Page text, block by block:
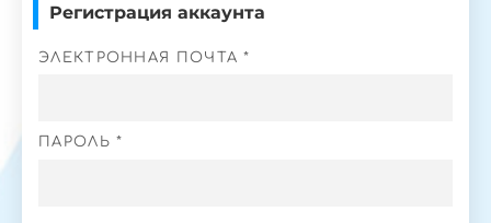
Регистрация аккаунта
ЭЛЕКТРОННАЯ ПОЧТА *
ПАРОЛЬ *